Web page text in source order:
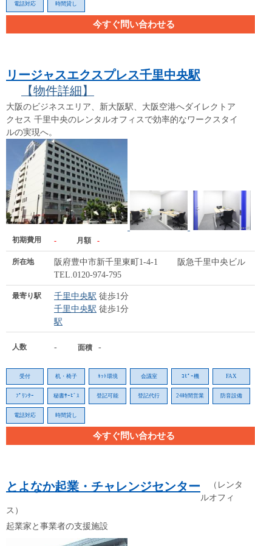
電話対応 時間貸し
今すぐ問い合わせる
リージャスエクスプレス千里中央駅
【物件詳細】
大阪のビジネスエリア、新大阪駅、大阪空港へダイレクトア
クセス 千里中央のレンタルオフィスで効率的なワークスタイ
ルの実現へ。
初期費用 - 月額 -
所在地
阪府豊中市新千里東町1-4-1 阪急千里中央ビル
TEL.0120-974-795
最寄り駅 千里中央駅 徒歩1分
千里中央駅 徒歩1分
駅
人数 - 面積 -
受付 机・椅子 ﾈｯﾄ環境 会議室 ｺﾋﾟｰ機 FAX
ﾌﾟﾘﾝﾀｰ 秘書ｻｰﾋﾞｽ 登記可能 登記代行 24時間営業 防音設備
電話対応 時間貸し
今すぐ問い合わせる
とよなか起業・チャレンジセンター （レンタ
ルオフィ
ス）
起業家と事業者の支援施設